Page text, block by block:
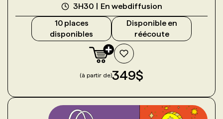
3H30
En webdiffusion
10places
disponibles
Disponible en
réécoute
(à partir de)349$